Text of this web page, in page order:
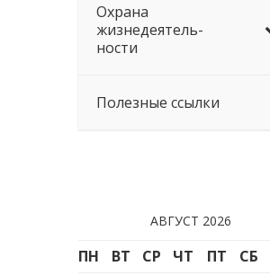
Охрана
жизнедеятель-
ности
Полезные ссылки
АВГУСТ 2026
ПН ВТ СР ЧТ ПТ СБ